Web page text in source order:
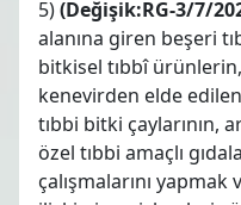
5)(Değişik:RG-3/7/
alanına giren beşeri
bitkisel tıbbî
kenevirden elde
tıbbi bitki
özel tıbbi amaçlı
çalışmalarını